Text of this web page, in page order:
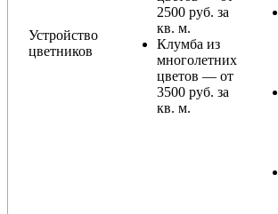
Устройство
цветников
2500 руб. за
кв. м.
Клумба из
многолетних
цветов — от
3500 руб. за
кв. м.